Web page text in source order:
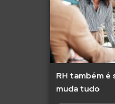
RH também
muda tudo